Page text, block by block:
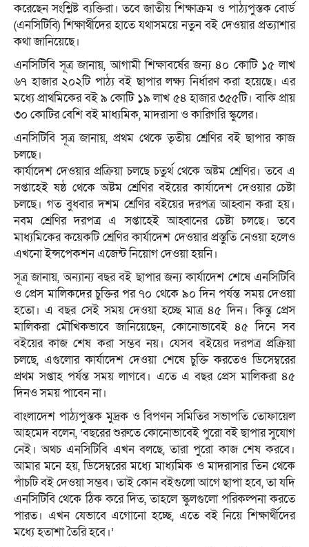
করেছেন সংশ্লিষ্ট ব্যক্তিরা। তবে জাতীয় শিক্ষাক্রম ও পাঠ্যপুস্তক বোর্ড
(এনসিটিবি) শিক্ষার্থীদের হাতে যথাসময়ে নতুন বই দেওয়ার প্রত্যাশার
কথা জানিয়েছে।
এনসিটিবি সূত্র জানায়, আগামী শিক্ষাবর্ষের জন্য ৪০ কোটি ১৫ লাখ
৬৭ হাজার ২০২টি পাঠ্য বই ছাপার লক্ষ্য নির্ধারণ করা হয়েছে। এর
মধ্যে প্রাথমিকের বই ৯ কোটি ১৯ লাখ ৫৪ হাজার ৩৫৫টি। বাকি প্রায়
৩০ কোটির বেশি বই মাধ্যমিক, মাদরাসা ও কারিগরি স্কুলের।
এনসিটিবি সূত্র জানায়, প্রথম থেকে তৃতীয় শ্রেণির বই ছাপার কাজ
চলছে।
কার্যাদেশ দেওয়ার প্রক্রিয়া চলছে চতুর্থ থেকে অষ্টম শ্রেণির। তবে এ
সপ্তাহেই ষষ্ঠ থেকে অষ্টম শ্রেণির বইয়ের কার্যাদেশ দেওয়ার চেষ্টা
চলছে। গত বুধবার দশম শ্রেণির বইয়ের দরপত্র আহ্বান করা হয়।
নবম শ্রেণির দরপত্র এ সপ্তাহেই আহ্বানের চেষ্টা চলছে। তবে
মাধ্যমিকের কয়েকটি শ্রেণির কার্যাদেশ দেওয়ার প্রস্তুতি নেওয়া হলেও
এখনো ইন্সপেকশন এজেন্ট নিয়োগ দেওয়া হয়নি।
সূত্র জানায়, অন্যান্য বছর বই ছাপার জন্য কার্যাদেশ শেষে এনসিটিবি
ও প্রেস মালিকদের চুক্তির পর ৭০ থেকে ৯০ দিন পর্যন্ত সময় দেওয়া
হতো। এ বছর সেই সময় দেওয়া হচ্ছে মাত্র ৪৫ দিন। কিন্তু প্রেস
মালিকরা মৌখিকভাবে জানিয়েছেন, কোনোভাবেই ৪৫ দিনে সব
বইয়ের কাজ শেষ করা সম্ভব নয়। যেসব বইয়ের দরপত্র প্রক্রিয়া
চলছে, এগুলোর কার্যাদেশ দেওয়া শেষে চুক্তি করতেও ডিসেম্বরের
প্রথম সপ্তাহ পর্যন্ত সময় লাগবে। এতে এ বছর প্রেস মালিকরা ৪৫
দিনও সময় পাবেন না।
বাংলাদেশ পাঠ্যপুস্তক মুদ্রক ও বিপণন সমিতির সভাপতি তোফায়েল
আহমেদ বলেন, ‘বছরের শুরুতে কোনোভাবেই পুরো বই ছাপার সুযোগ
নেই। অথচ এনসিটিবি এখন বলছে, তারা পুরো কাজ শেষ করবে।
আমার মনে হয়, ডিসেম্বরের মধ্যে মাধ্যমিক ও মাদরাসার তিন থেকে
পাঁচটি বই দেওয়া সম্ভব। তাই কোন বইগুলো আগে ছাপা হবে, তা যদি
এনসিটিবি থেকে ঠিক করে দিত, তাহলে স্কুলগুলো পরিকল্পনা করতে
পারত। এখন যেভাবে এগোনো হচ্ছে, এতে বই নিয়ে শিক্ষার্থীদের
মধ্যে হতাশা তৈরি হবে।’